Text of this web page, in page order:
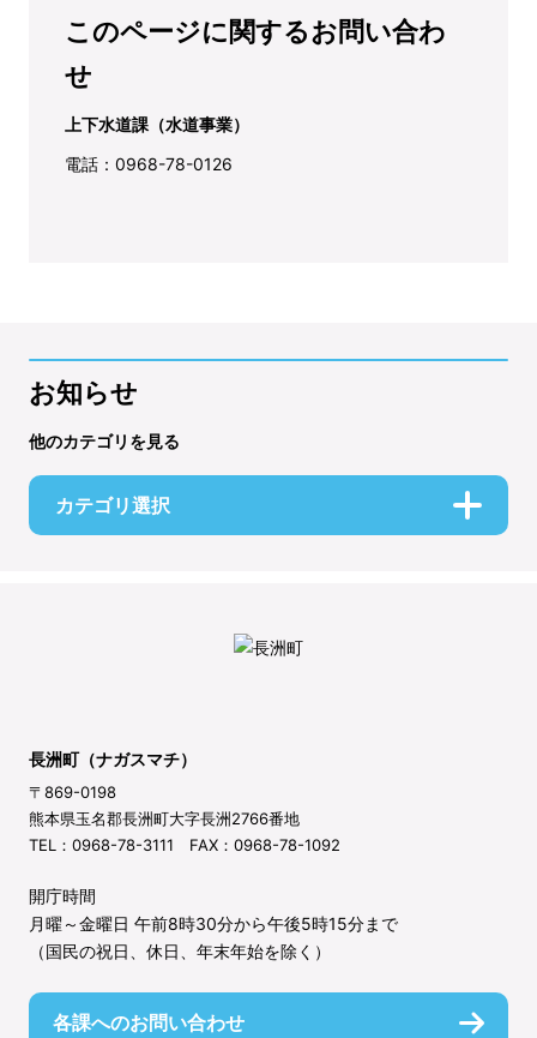
このページに関するお問い合わ
せ
上下水道課（水道事業）
電話：0968-78-0126
お知らせ
他のカテゴリを見る
カテゴリ選択
長洲町（ナガスマチ）
〒869-0198
熊本県玉名郡長洲町大字長洲2766番地
TEL：0968-78-3111 FAX：0968-78-1092
開庁時間
月曜～金曜日 午前8時30分から午後5時15分まで
（国民の祝日、休日、年末年始を除く）
各課へのお問い合わせ